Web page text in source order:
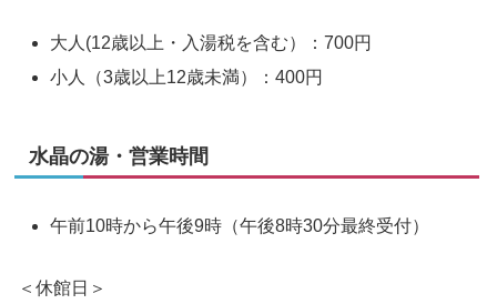
大人(12歳以上・入湯税を含む）：700円
小人（3歳以上12歳未満）：400円
水晶の湯・営業時間
午前10時から午後9時（午後8時30分最終受付）
＜休館日＞